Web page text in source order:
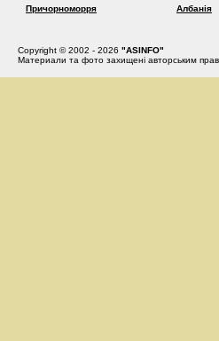
Причорноморря
Албанія
Copyright © 2002 - 2026 "ASINFO"
Материали та фото захищені авторським